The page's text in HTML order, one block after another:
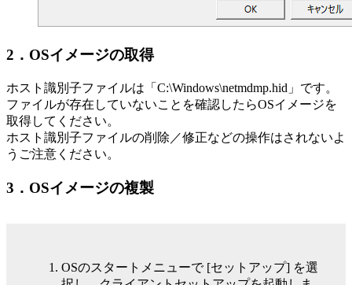
2．OSイメージの取得
ホスト識別子ファイルは「C:\Windows\netmdmp.hid」です。
ファイルが存在していないことを確認したらOSイメージを
取得してください。
ホスト識別子ファイルの削除／修正などの操作はされないよ
うご注意ください。
3．OSイメージの複製
OSのスタートメニューで [セットアップ] を選